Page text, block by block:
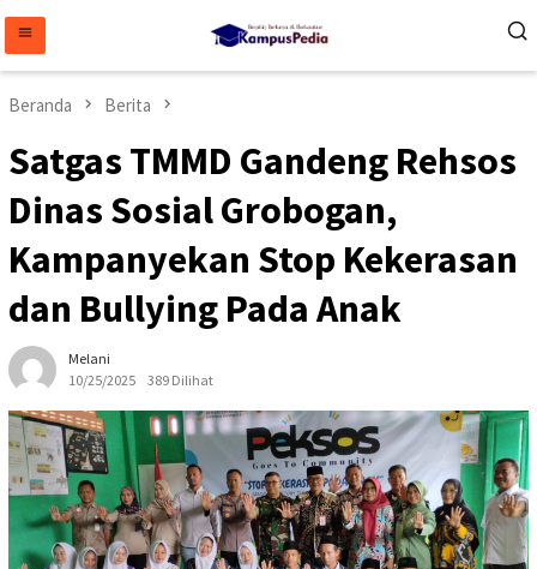
konten
Beranda Berita
Satgas TMMD Gandeng Rehsos
Dinas Sosial Grobogan,
Kampanyekan Stop Kekerasan
dan Bullying Pada Anak
Melani
10/25/2025
389 Dilihat